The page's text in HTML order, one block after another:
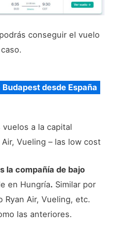
conseguir el vuelo
desde España
vuelos a la capital
Vueling – las low cost
la compañía de bajo
en Hungría. Similar por
Ryan Air, Vueling, etc.
las anteriores.